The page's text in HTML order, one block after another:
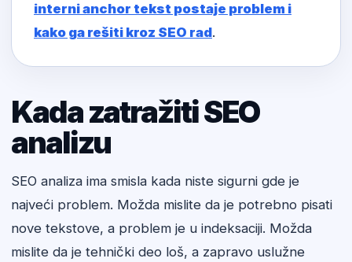
interni anchor tekst postaje problem i
kako ga rešiti kroz SEO rad.
Kada zatražiti SEO
analizu
SEO analiza ima smisla kada niste sigurni gde je
najveći problem. Možda mislite da je potrebno pisati
nove tekstove, a problem je u indeksaciji. Možda
mislite da je tehnički deo loš, a zapravo uslužne